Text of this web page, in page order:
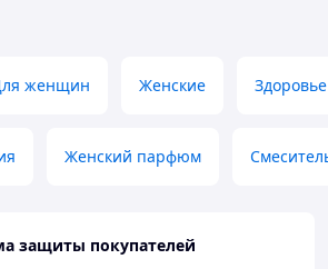
женщин Женские Здоровье
Женский парфюм
защиты покупателей